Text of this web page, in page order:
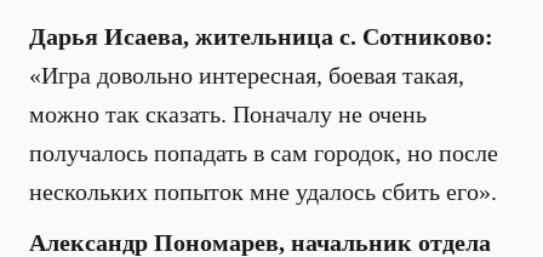
Дарья Исаева, жительница с. Сотниково:
«Игра довольно интересная, боевая такая,
можно так сказать. Поначалу не очень
получалось попадать в сам городок, но после
нескольких попыток мне удалось сбить его».
Александр Пономарев, начальник отдела